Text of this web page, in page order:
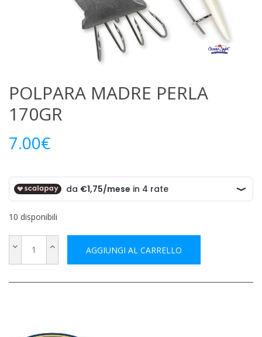
POLPARA MADRE PERLA
170GR
7.00€
10 disponibili
AGGIUNGI AL CARRELLO